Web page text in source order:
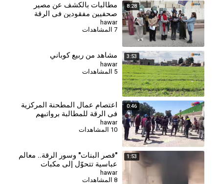
8:28
⁣مطالبات بالكشف عن مصير
صحفيين مفقودين في الرقة
وتحميل المسؤولية للحكومة
المؤقتة
hawar
7 المشاهدات
3:53 مشاهد من ربيع كوباني
hawar
5 المشاهدات
0:46
اعتصام عمال المطحنة المركزية
في الرقة للمطالبة برواتبهم
hawar
10 المشاهدات
1:53
"قصر البنات" وسور الرقة.. معالم
عباسية تتحوّل إلى مكبات
للنفايات
hawar
8 المشاهدات